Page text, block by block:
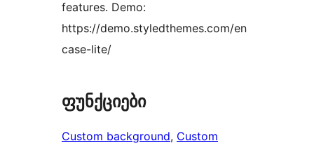
features. Demo:
https://demo.styledthemes.com/en
case-lite/
ფუნქციები
Custom background, Custom